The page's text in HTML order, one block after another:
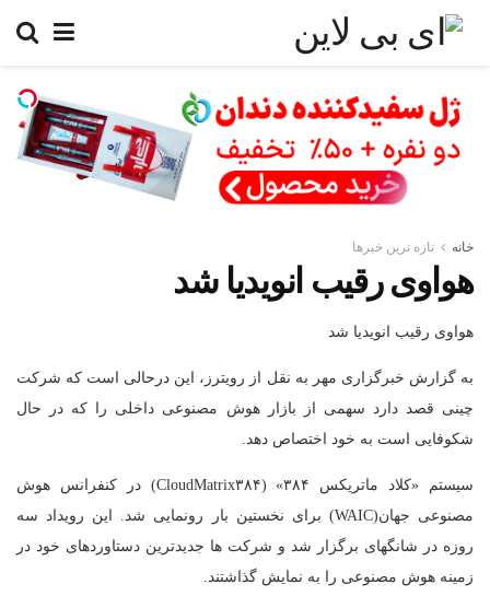
خانه تازه ترین خبرها
هواوی رقیب انویدیا شد
هواوی رقیب انویدیا شد
به گزارش خبرگزاری مهر به نقل از رویترز، این درحالی است که شرکت
چینی قصد دارد سهمی از بازار هوش مصنوعی داخلی را که در حال
شکوفایی است به خود اختصاص دهد.
سیستم «کلاد ماتریکس ۳۸۴» (CloudMatrix۳۸۴) در کنفرانس هوش
مصنوعی جهان(WAIC) برای نخستین بار رونمایی شد. این رویداد سه
روزه در شانگهای برگزار شد و شرکت ها جدیدترین دستاوردهای خود در
زمینه هوش مصنوعی را به نمایش گذاشتند.